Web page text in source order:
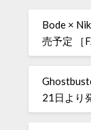
Bode ×
売予定 ［
21日より